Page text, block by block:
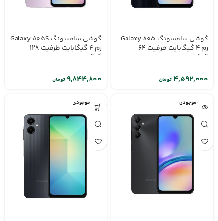
گوشی سامسونگ Galaxy A05
رم 4 گیگابایت ظرفیت 64
گیگابایت
تومان
گوشی سامسونگ Galaxy A05S
رم 4 گیگابایت ظرفیت 128
گیگابایت
تومان
اتمام موجودی اتمام موجودی